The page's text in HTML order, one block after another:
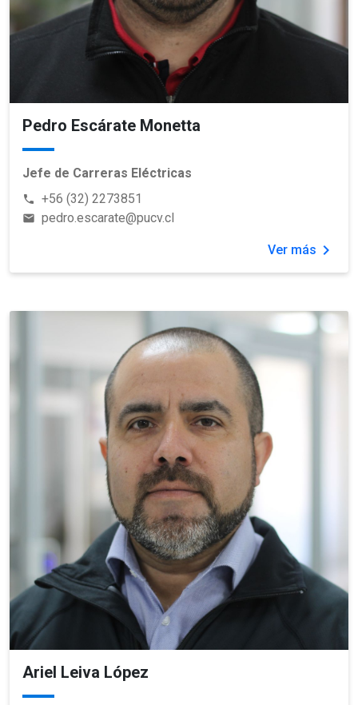
Pedro Escárate Monetta
Jefe de Carreras Eléctricas
phone +56 (32) 2273851
email pedro.escarate@pucv.cl
Ver más chevron_right
Ariel Leiva López